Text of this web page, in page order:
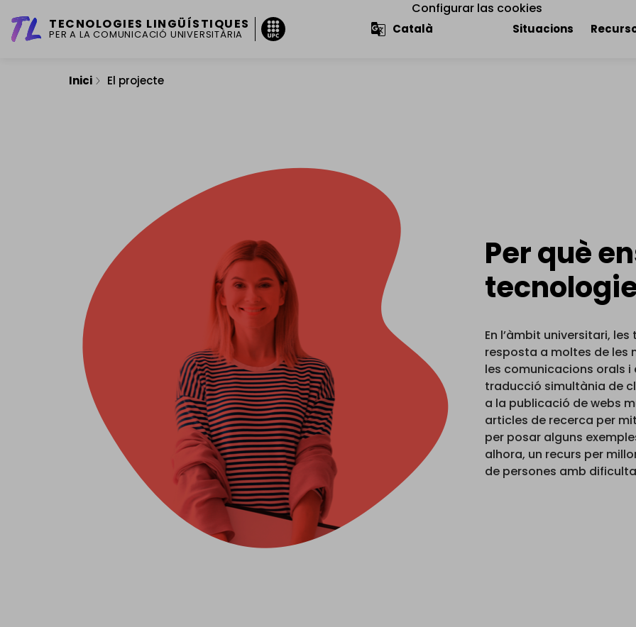
TECNOLOGIES LINGÜÍSTIQUES
PER A LA COMUNICACIÓ UNIVERSITÀRIA Situacions
Inici El projecte
Per què
En l’àmbit universitari,
resposta a moltes de les
les comunicacions orals i
traducció simultània de
a la publicació de webs
articles de recerca per
per posar alguns
alhora, un recurs per
de persones amb
Configurar las cookies